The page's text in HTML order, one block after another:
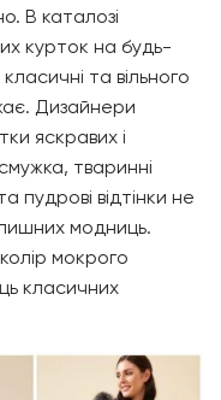
В каталозі
курток на будь-
та вільного
Дизайнери
яскравих і
тваринні
пудрові відтінки не
модниць.
мокрого
класичних